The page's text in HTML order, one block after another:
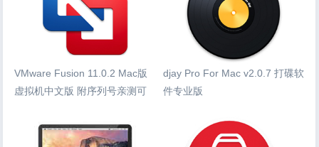
VMware Fusion 11.0.2 Mac版
虚拟机中文版 附序列号亲测可
djay Pro For Mac v2.0.7 打碟软
件专业版